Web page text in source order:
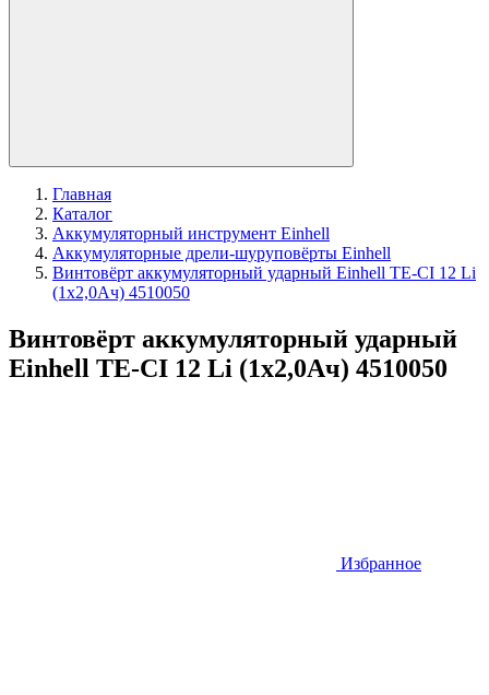
Главная
Каталог
Аккумуляторный инструмент Einhell
Аккумуляторные дрели-шуруповёрты Einhell
Винтовёрт аккумуляторный ударный Einhell TE-CI 12 Li
(1x2,0Aч) 4510050
Винтовёрт аккумуляторный ударный
Einhell TE-CI 12 Li (1x2,0Aч) 4510050
Избранное